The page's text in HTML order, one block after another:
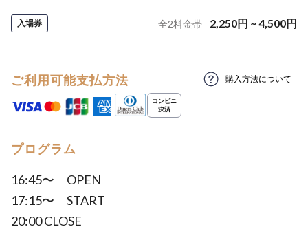
入場券 全2料金帯 2,250円 ~4,500円
ご利用可能支払方法 購入方法について
プログラム
16:45〜 OPEN
17:15〜 START
20:00 CLOSE